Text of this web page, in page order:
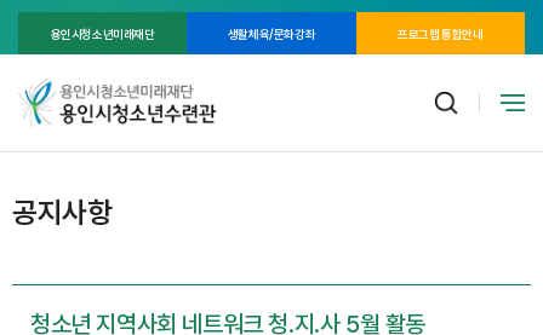
용인시청소년미래재단 생활체육/문화강좌 프로그램 통합안내
공지사항
청소년 지역사회 네트워크 청.지.사 5월 활동